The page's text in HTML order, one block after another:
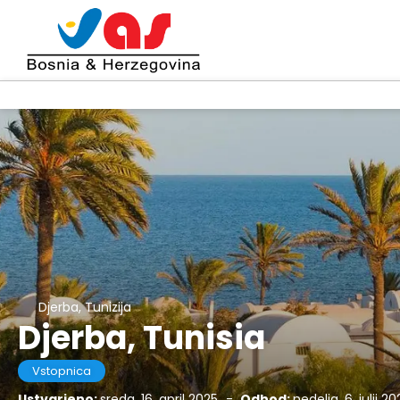
Djerba, Tunizija
Djerba, Tunisia
Vstopnica